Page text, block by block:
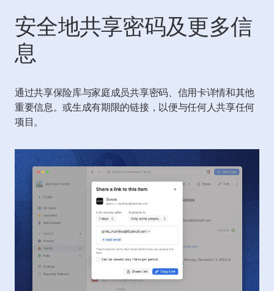
安全地共享密码及更多信
息
通过共享保险库与家庭成员共享密码、信用卡详情和其他
重要信息。或生成有期限的链接，以便与任何人共享任何
项目。